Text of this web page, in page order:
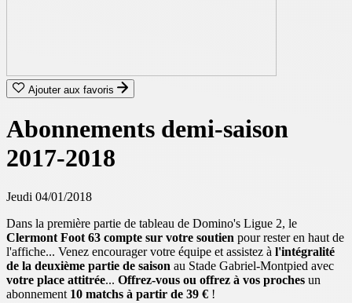
Ajouter aux favoris
Abonnements demi-saison
2017-2018
Jeudi 04/01/2018
Dans la première partie de tableau de Domino's Ligue 2, le
Clermont Foot 63 compte sur votre soutien pour rester en haut de
l'affiche... Venez encourager votre équipe et assistez à l'intégralité
de la deuxième partie de saison au Stade Gabriel-Montpied avec
votre place attitrée... Offrez-vous ou offrez à vos proches un
abonnement 10 matchs à partir de 39 € !